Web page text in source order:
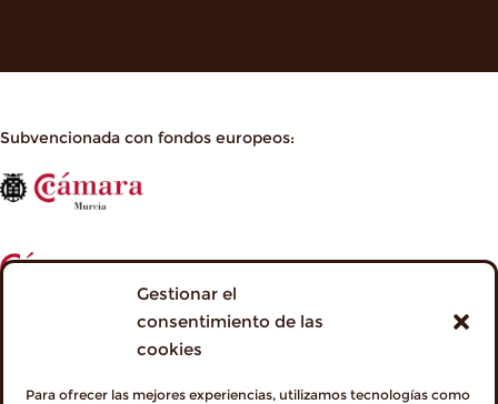
Gestionar el
consentimiento de las
cookies
Para ofrecer las mejores experiencias, utilizamos tecnologías como
Subvencionada con fondos europeos: